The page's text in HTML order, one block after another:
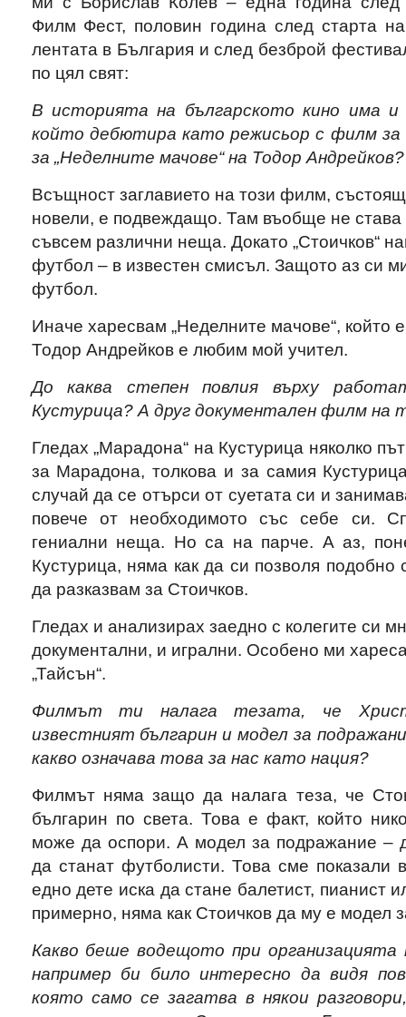
Филм Фест, половин година след старта
лентата в България и след безброй
по цял свят:
В историята на българското кино има и
който дебютира като режисьор с филм
за „Неделните мачове“ на Тодор Андрейков?
Всъщност заглавието на този филм,
новели, е подвеждащо. Там въобще не става
съвсем различни неща. Докато „Стоичков“
футбол – в известен смисъл. Защото аз си
футбол.
Иначе харесвам „Неделните мачове“, който
Тодор Андрейков е любим мой учител.
До каква степен повлия върху
Кустурица? А друг документален филм на
Гледах „Марадона“ на Кустурица няколко
за Марадона, толкова и за самия
случай да се отърси от суетата си и
повече от необходимото със себе си.
гениални неща. Но са на парче. А аз,
Кустурица, няма как да си позволя подобно
да разказвам за Стоичков.
Гледах и анализирах заедно с колегите си
документални, и игрални. Особено ми
„Тайсън“.
Филмът ти налага тезата, че
известният българин и модел за
какво означава това за нас като нация?
Филмът няма защо да налага теза, че
българин по света. Това е факт, който
може да оспори. А модел за подражание –
да станат футболисти. Това сме
едно дете иска да стане балетист, пианист
примерно, няма как Стоичков да му е модел
Какво беше водещото при
например би било интересно да видя
която само се загатва в някои